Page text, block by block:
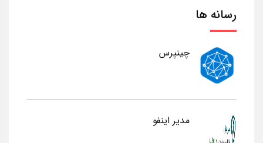
رسانه ها
چینپرس
مدیر اینفو